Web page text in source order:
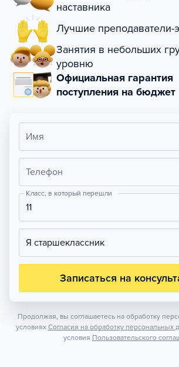
наставника
Лучшие преподаватели-
Занятия в небольших
уровню
Официальная гарантия
поступления на бюджет
Имя
Телефон
Класс, в который перешли
11
Я старшеклассник
Записаться на
Продолжая, вы соглашаетесь на обработку
условиях Согласия на обработку персональных
условия Пользовательского